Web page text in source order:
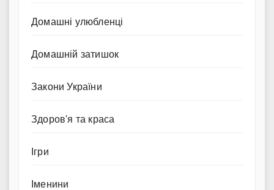
Домашні улюбленці
Домашній затишок
Закони України
Здоров'я та краса
Ігри
Іменини